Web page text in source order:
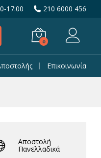
17:00 210 6000 456
0
Επικοινωνία
Αποστολή
Πανελλαδικά
στο Καλάθι